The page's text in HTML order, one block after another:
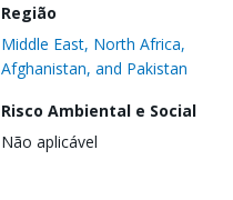
Região
Middle East, North Africa,
Afghanistan, and Pakistan
Risco Ambiental e Social
Não aplicável